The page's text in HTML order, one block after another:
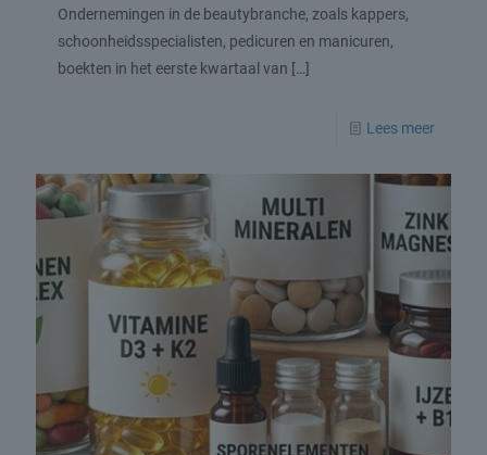
Ondernemingen in de beautybranche, zoals kappers,
schoonheidsspecialisten, pedicuren en manicuren,
boekten in het eerste kwartaal van […]
Lees meer